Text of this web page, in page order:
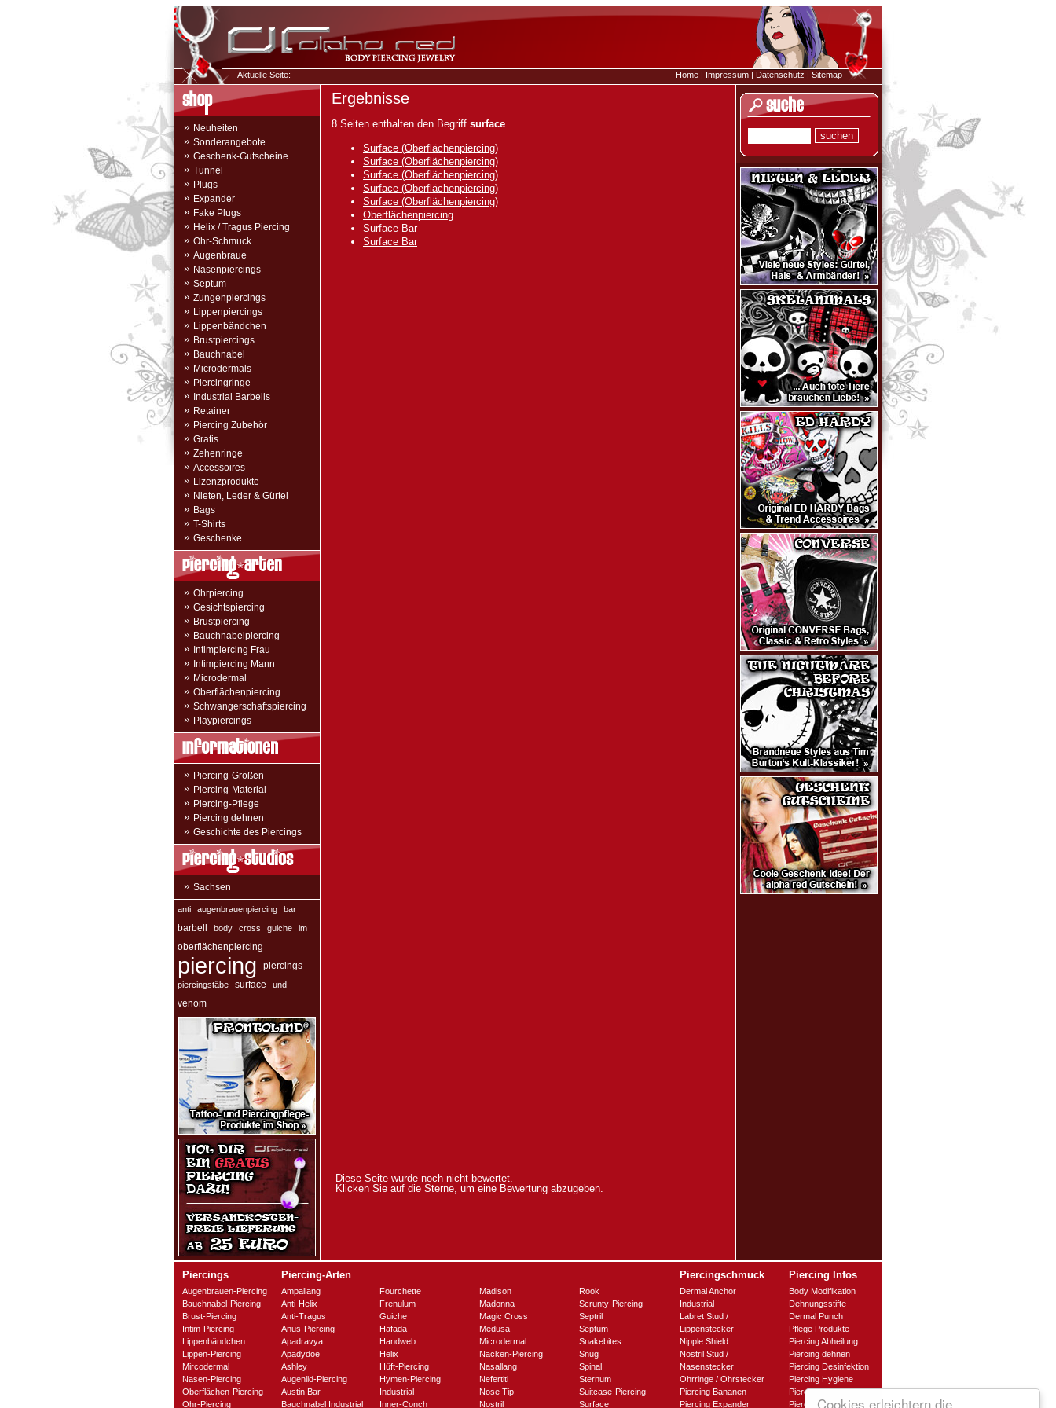
Cookies erleichtern die
Aktuelle Seite: Home | Impressum | Datenschutz | Sitemap
» Neuheiten
» Sonderangebote
» Geschenk-Gutscheine
» Tunnel
» Plugs
» Expander
» Fake Plugs
» Helix / Tragus Piercing
» Ohr-Schmuck
» Augenbraue
» Nasenpiercings
» Septum
» Zungenpiercings
» Lippenpiercings
» Lippenbändchen
» Brustpiercings
» Bauchnabel
» Microdermals
» Piercingringe
» Industrial Barbells
» Retainer
» Piercing Zubehör
» Gratis
» Zehenringe
» Accessoires
» Lizenzprodukte
» Nieten, Leder & Gürtel
» Bags
» T-Shirts
» Geschenke
» Ohrpiercing
» Gesichtspiercing
» Brustpiercing
» Bauchnabelpiercing
» Intimpiercing Frau
» Intimpiercing Mann
» Microdermal
» Oberflächenpiercing
» Schwangerschaftspiercing
» Playpiercings
» Piercing-Größen
» Piercing-Material
» Piercing-Pflege
» Piercing dehnen
» Geschichte des Piercings
» Sachsen
anti augenbrauenpiercing
bar
barbell
body cross guiche im
oberflächenpiercing
piercing piercings
piercingstäbe surface
und
venom
Ergebnisse
8 Seiten enthalten den Begriff surface.
Surface (Oberflächenpiercing)
Surface (Oberflächenpiercing)
Surface (Oberflächenpiercing)
Surface (Oberflächenpiercing)
Surface (Oberflächenpiercing)
Oberflächenpiercing
Surface Bar
Surface Bar
Diese Seite wurde noch nicht bewertet.
Klicken Sie auf die Sterne, um eine Bewertung abzugeben.
Piercings Piercing-Arten Piercingschmuck Piercing Infos
Augenbrauen-Piercing
Bauchnabel-Piercing
Brust-Piercing
Intim-Piercing
Lippenbändchen
Lippen-Piercing
Mircodermal
Nasen-Piercing
Oberflächen-Piercing
Ohr-Piercing
Ampallang
Anti-Helix
Anti-Tragus
Anus-Piercing
Apadravya
Apadydoe
Ashley
Augenlid-Piercing
Austin Bar
Bauchnabel Industrial
Fourchette
Frenulum
Guiche
Hafada
Handweb
Helix
Hüft-Piercing
Hymen-Piercing
Industrial
Inner-Conch
Madison
Madonna
Magic Cross
Medusa
Microdermal
Nacken-Piercing
Nasallang
Nefertiti
Nose Tip
Nostril
Rook
Scrunty-Piercing
Septril
Septum
Snakebites
Snug
Spinal
Sternum
Suitcase-Piercing
Surface
Dermal Anchor
Industrial
Labret Stud /
Lippenstecker
Nipple Shield
Nostril Stud /
Nasenstecker
Ohrringe / Ohrstecker
Piercing Bananen
Piercing Expander
Body Modifikation
Dehnungsstifte
Dermal Punch
Pflege Produkte
Piercing Abheilung
Piercing dehnen
Piercing Desinfektion
Piercing Hygiene
Piercingklemmen
Piercing-Material